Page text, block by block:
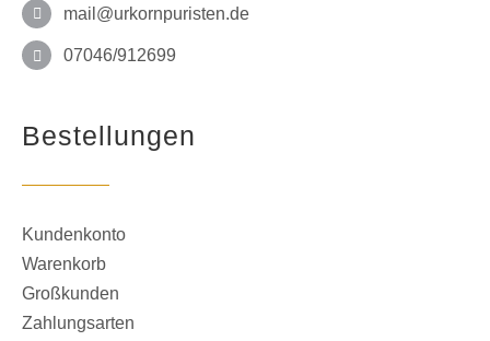
mail@urkornpuristen.de
07046/912699
Bestellungen
Kundenkonto
Warenkorb
Großkunden
Zahlungsarten